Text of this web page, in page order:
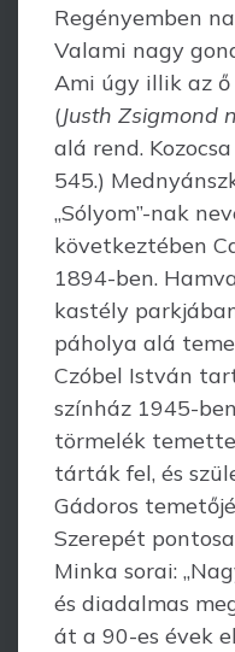
Regényemben
Valami nagy
Ami úgy illik az ő
(Justh Zsigmond
alá rend.
545.)
„Sólyom”-nak
következtében
1894-ben.
kastély
páholya alá
Czóbel István
színház 1945-
törmelék
tárták fel, és
Gádoros
Szerepét
Minka sorai:
és diadalmas
át a 90-es évek